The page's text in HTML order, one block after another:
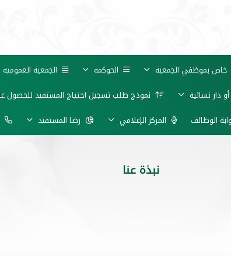
خاص بموظفي الجمعية الحوكمة الجمعية العمومية
دار نسائية نموذج طلب تسجيل احتياج المستفيد للحصول
الوظائف المركز الإعلامي رضا المستفيد
نبذة عنا